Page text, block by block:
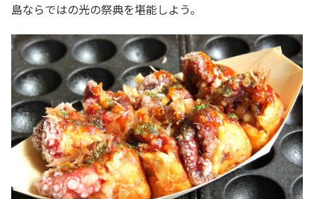
島ならではの光の祭典を堪能しよう。